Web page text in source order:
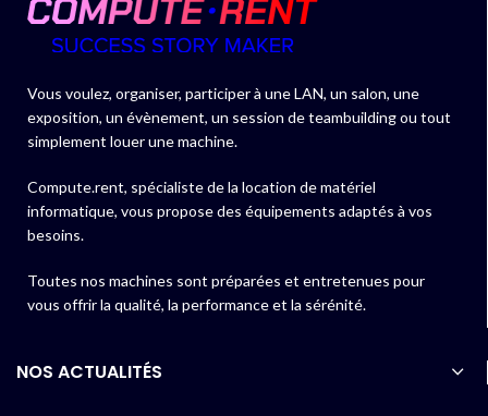
Vous voulez, organiser, participer à une LAN, un salon, une
exposition, un évènement, un session de teambuilding ou tout
simplement louer une machine.
Compute.rent, spécialiste de la location de matériel
informatique, vous propose des équipements adaptés à vos
besoins.
Toutes nos machines sont préparées et entretenues pour
vous offrir la qualité, la performance et la sérénité.
NOS ACTUALITÉS